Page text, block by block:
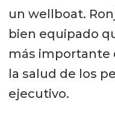
un wellboat.
bien equipado
más importante
la salud de los
ejecutivo.